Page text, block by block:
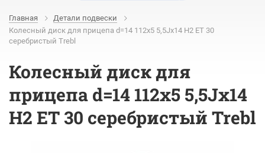
Главная
Детали подвески
Колесный диск для прицепа d=14 112x5 5,5Jx14 H2 ET 30
серебристый Trebl
Колесный диск для
прицепа d=14 112x5 5,5Jx14
H2 ET 30 серебристый Trebl